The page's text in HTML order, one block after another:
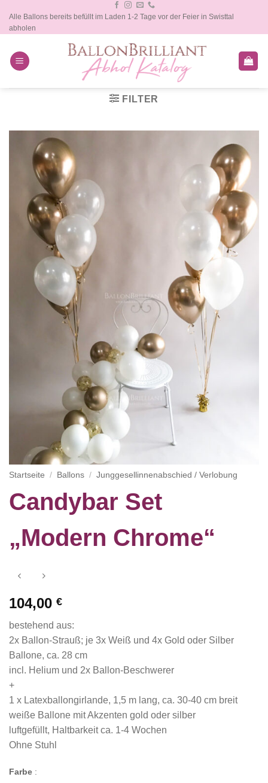
Inhalt
springen
Alle Ballons bereits befüllt im Laden 1-2 Tage vor der Feier in Swisttal
abholen
FILTER
Startseite / Ballons / Junggesellinnenabschied / Verlobung
Candybar Set
„Modern Chrome“
104,00 €
bestehend aus:
2x Ballon-Strauß; je 3x Weiß und 4x Gold oder Silber
Ballone, ca. 28 cm
incl. Helium und 2x Ballon-Beschwerer
+
1 x Latexballongirlande, 1,5 m lang, ca. 30-40 cm breit
weiße Ballone mit Akzenten gold oder silber
luftgefüllt, Haltbarkeit ca. 1-4 Wochen
Ohne Stuhl
Farbe :